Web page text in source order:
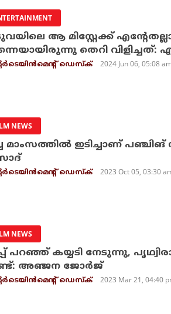
ആ മിസ്റ്റേക്ക്
തെറി വിളിച്ചത്:
ഡെസ്‌ക് 2024 Jun 06, 05:08
NEWS
മാംസത്തിൽ ഇടിച്ചാണ്
ഡെസ്‌ക് 2023 Oct 05, 03:30
NEWS
പറഞ്ഞ് കയ്യടി നേടുന്നു,
അഞ്ജന ജോര്‍ജ്
ഡെസ്‌ക് 2023 Mar 21, 04:40